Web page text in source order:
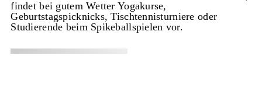
findet bei gutem Wetter Yogakurse,
Geburtstagspicknicks, Tischtennisturniere oder
Studierende beim Spikeballspielen vor.